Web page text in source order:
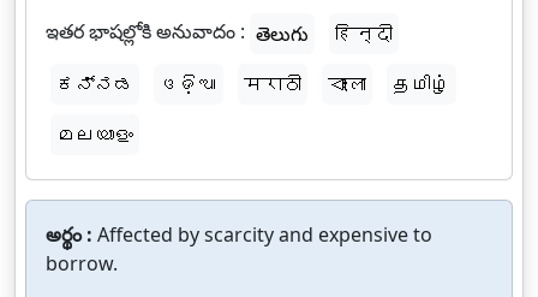
ఇతర భాషల్లోకి అనువాదం : తెలుగు
हिन्दी
ಕನ್ನಡ
ଓଡ଼ିଆ मराठी বাংলা
தமிழ்
മലയാളം
అర్థం : Affected by scarcity and expensive to
borrow.